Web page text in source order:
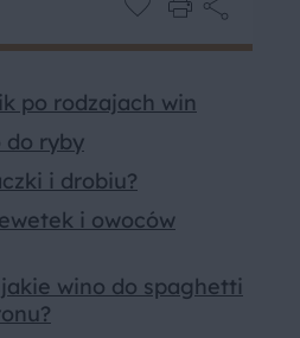
po rodzajach win
do ryby
i drobiu?
i owoców
jakie wino do spaghetti